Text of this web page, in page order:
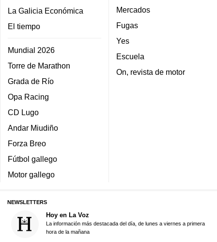
La Galicia Económica
El tiempo
Mundial 2026
Torre de Marathon
Grada de Río
Opa Racing
CD Lugo
Andar Miudiño
Forza Breo
Fútbol gallego
Motor gallego
Mercados
Fugas
Yes
Escuela
On, revista de motor
NEWSLETTERS
Hoy en La Voz
La información más destacada del día, de lunes a viernes a primera
hora de la mañana